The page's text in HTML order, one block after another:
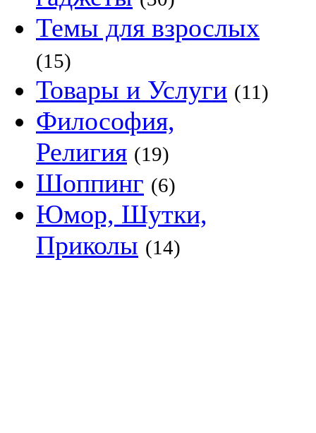
Темы для взрослых
(15)
Товары и Услуги (11)
Философия,
Религия (19)
Шоппинг (6)
Юмор, Шутки,
Приколы (14)